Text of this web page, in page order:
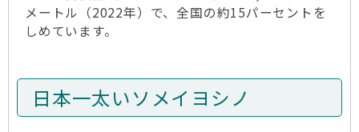
メートル（2022年）で、全国の約15パーセントを
しめています。
日本一太いソメイヨシノ